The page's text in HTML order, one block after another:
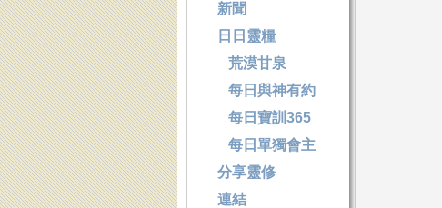
新聞
日日靈糧
荒漠甘泉
每日與神有約
每日寶訓365
每日單獨會主
分享靈修
連結